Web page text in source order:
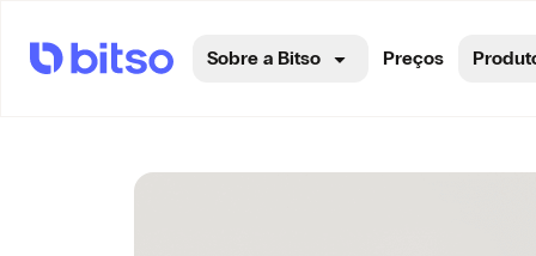
Sobre a Bitso Preços